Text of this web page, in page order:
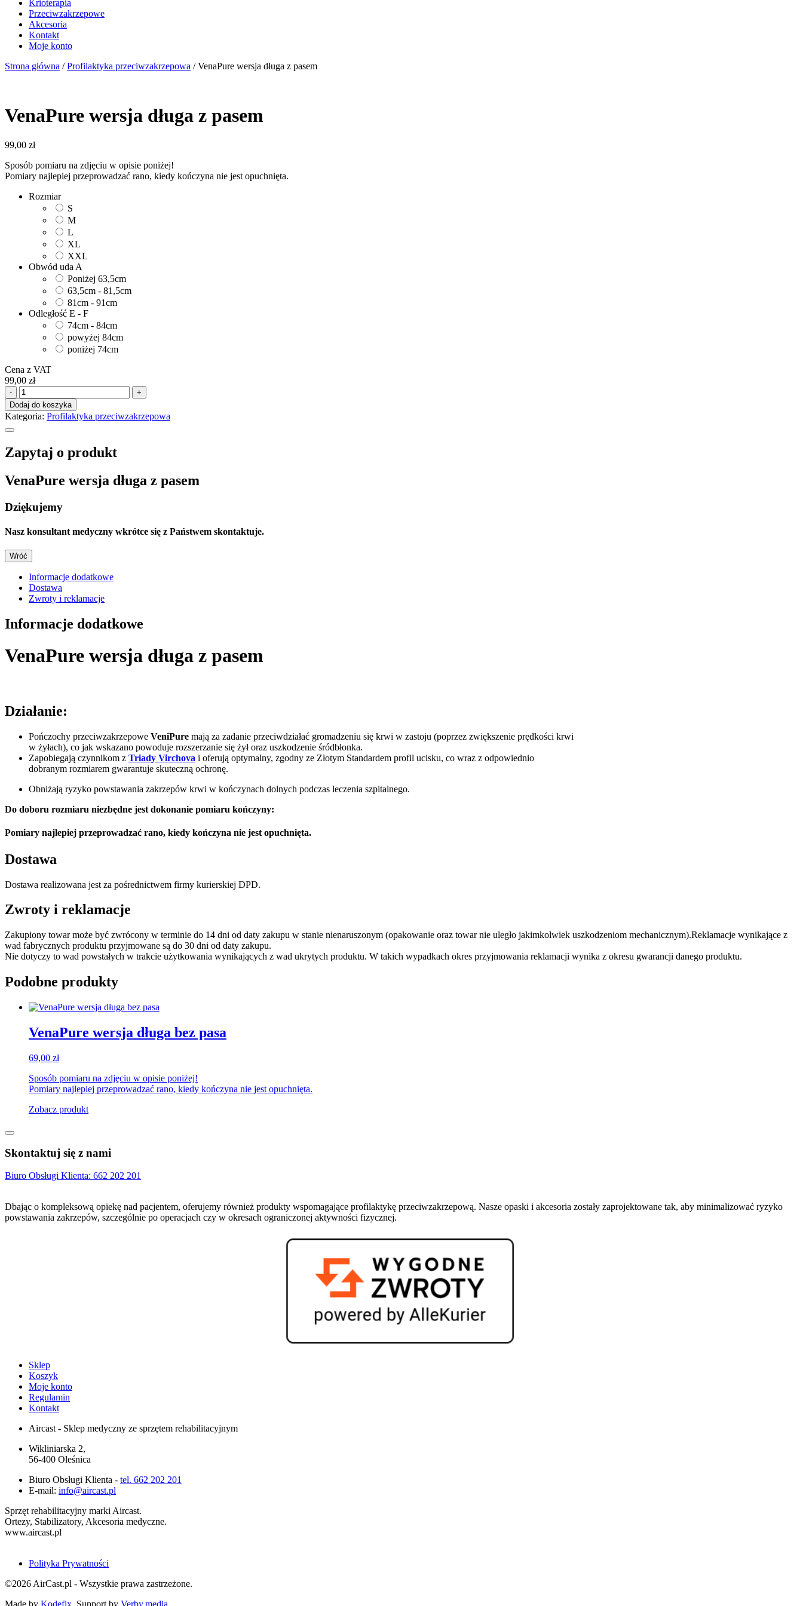
Krioterapia
Przeciwzakrzepowe
Akcesoria
Kontakt
Moje konto
Strona główna /Profilaktyka przeciwzakrzepowa / VenaPure wersja długa z pasem
VenaPure wersja długa z pasem
99,00 zł
Sposób pomiaru na zdjęciu w opisie poniżej!
Pomiary najlepiej przeprowadzać rano, kiedy kończyna nie jest opuchnięta.
Rozmiar
S
M
L
XL
XXL
Obwód uda A
Poniżej 63,5cm
63,5cm - 81,5cm
81cm - 91cm
Odległość E - F
74cm - 84cm
powyżej 84cm
poniżej 74cm
Cena z VAT
99,00 zł
ilość
VenaPure
wersja
długa
z
-
+
Dodaj do koszyka
Kategoria: Profilaktyka przeciwzakrzepowa
Zapytaj o produkt
VenaPure wersja długa z pasem
Dziękujemy
Nasz konsultant medyczny wkrótce się z Państwem skontaktuje.
Wróć
Informacje dodatkowe
Dostawa
Zwroty i reklamacje
Informacje dodatkowe
VenaPure wersja długa z pasem
Działanie:
Pończochy przeciwzakrzepowe VeniPure mają za zadanie przeciwdziałać gromadzeniu się krwi w zastoju (poprzez zwiększenie prędkości krwi
w żyłach), co jak wskazano powoduje rozszerzanie się żył oraz uszkodzenie śródbłonka.
Zapobiegają czynnikom z Triady Virchova i oferują optymalny, zgodny ze Złotym Standardem profil ucisku, co wraz z odpowiednio
dobranym rozmiarem gwarantuje skuteczną ochronę.
Obniżają ryzyko powstawania zakrzepów krwi w kończynach dolnych podczas leczenia szpitalnego.
Do doboru rozmiaru niezbędne jest dokonanie pomiaru kończyny:
Pomiary najlepiej przeprowadzać rano, kiedy kończyna nie jest opuchnięta.
Dostawa
Dostawa realizowana jest za pośrednictwem firmy kurierskiej DPD.
Zwroty i reklamacje
Zakupiony towar może być zwrócony w terminie do 14 dni od daty zakupu w stanie nienaruszonym (opakowanie oraz towar nie uległo jakimkolwiek uszkodzeniom mechanicznym).Reklamacje wynikające z
wad fabrycznych produktu przyjmowane są do 30 dni od daty zakupu.
Nie dotyczy to wad powstałych w trakcie użytkowania wynikających z wad ukrytych produktu. W takich wypadkach okres przyjmowania reklamacji wynika z okresu gwarancji danego produktu.
Podobne produkty
VenaPure wersja długa bez pasa
69,00 zł
Sposób pomiaru na zdjęciu w opisie poniżej!
Pomiary najlepiej przeprowadzać rano, kiedy kończyna nie jest opuchnięta.
Zobacz produkt
Skontaktuj się z nami
Biuro Obsługi Klienta: 662 202 201
Dbając o kompleksową opiekę nad pacjentem, oferujemy również produkty wspomagające profilaktykę przeciwzakrzepową. Nasze opaski i akcesoria zostały zaprojektowane tak, aby minimalizować ryzyko
powstawania zakrzepów, szczególnie po operacjach czy w okresach ograniczonej aktywności fizycznej.
Sklep
Koszyk
Moje konto
Regulamin
Kontakt
Aircast - Sklep medyczny ze sprzętem rehabilitacyjnym
Wikliniarska 2,
56-400 Oleśnica
Biuro Obsługi Klienta - tel. 662 202 201
E-mail: info@aircast.pl
Sprzęt rehabilitacyjny marki Aircast.
Ortezy, Stabilizatory, Akcesoria medyczne.
www.aircast.pl
Polityka Prywatności
©2026 AirCast.pl - Wszystkie prawa zastrzeżone.